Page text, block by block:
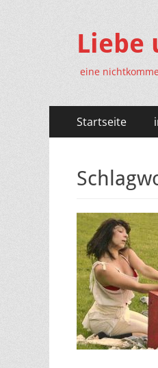
Liebe
eine
Primäres
Menü
Inhalt
Startseite